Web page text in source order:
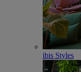
ibis Styles